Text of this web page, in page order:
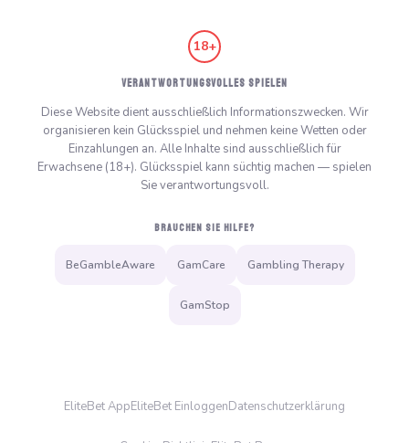
18+
VERANTWORTUNGSVOLLES SPIELEN
Diese Website dient ausschließlich Informationszwecken. Wir
organisieren kein Glücksspiel und nehmen keine Wetten oder
Einzahlungen an. Alle Inhalte sind ausschließlich für
Erwachsene (18+). Glücksspiel kann süchtig machen — spielen
Sie verantwortungsvoll.
BRAUCHEN SIE HILFE?
BeGambleAware GamCare Gambling Therapy
GamStop
EliteBet AppEliteBet EinloggenDatenschutzerklärung